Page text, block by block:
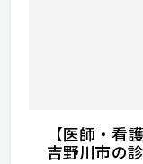
【医師・看
吉野川市の